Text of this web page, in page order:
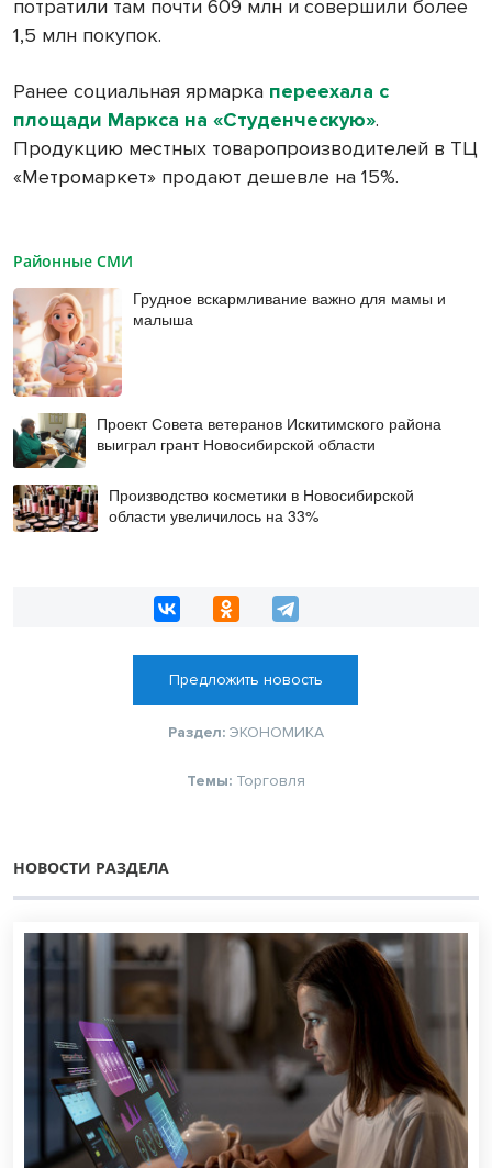
потратили там почти 609 млн и совершили более
1,5 млн покупок.
Ранее социальная ярмарка переехала с
площади Маркса на «Студенческую».
Продукцию местных товаропроизводителей в ТЦ
«Метромаркет» продают дешевле на 15%.
Районные СМИ
Грудное вскармливание важно для мамы и
малыша
Проект Совета ветеранов Искитимского района
выиграл грант Новосибирской области
Производство косметики в Новосибирской
области увеличилось на 33%
Предложить новость
Раздел: ЭКОНОМИКА
Темы: Торговля
НОВОСТИ РАЗДЕЛА